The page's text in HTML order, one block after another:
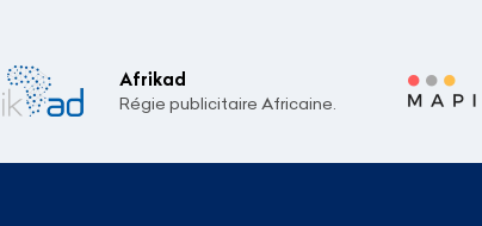
Afrikad
Régie publicitaire Africaine.